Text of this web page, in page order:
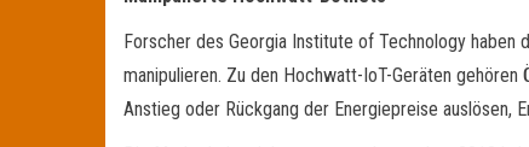
Forscher des Georgia Institute of Technology
manipulieren. Zu den Hochwatt-IoT-Geräten
Anstieg oder Rückgang der Energiepreise auslösen,